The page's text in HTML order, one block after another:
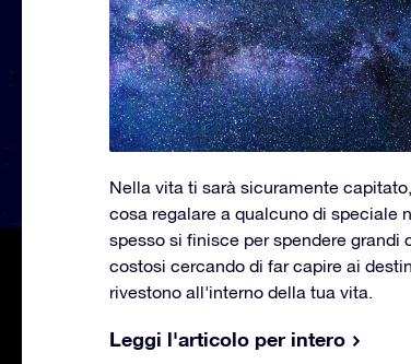
Nella vita ti sarà sicuramente
cosa regalare a qualcuno di speciale
spesso si finisce per spendere grandi
costosi cercando di far capire ai
rivestono all'interno della tua vita.
Leggi l'articolo per intero